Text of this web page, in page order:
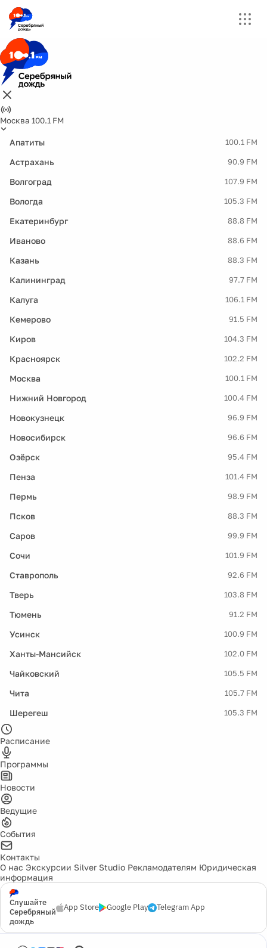
Москва 100.1 FM
Апатиты 100.1 FM
Астрахань 90.9 FM
Волгоград 107.9 FM
Вологда 105.3 FM
Екатеринбург 88.8 FM
Иваново 88.6 FM
Казань 88.3 FM
Калининград 97.7 FM
Калуга 106.1 FM
Кемерово 91.5 FM
Киров 104.3 FM
Красноярск 102.2 FM
Москва 100.1 FM
Нижний Новгород 100.4 FM
Новокузнецк 96.9 FM
Новосибирск 96.6 FM
Озёрск 95.4 FM
Пенза 101.4 FM
Пермь 98.9 FM
Псков 88.3 FM
Саров 99.9 FM
Сочи 101.9 FM
Ставрополь 92.6 FM
Тверь 103.8 FM
Тюмень 91.2 FM
Усинск 100.9 FM
Ханты-Мансийск 102.0 FM
Чайковский 105.5 FM
Чита 105.7 FM
Шерегеш 105.3 FM
Расписание
Программы
Новости
Ведущие
События
Контакты
О нас Экскурсии Silver Studio Рекламодателям Юридическая
информация
Слушайте
Серебряный
дождь
App Store Google Play Telegram App